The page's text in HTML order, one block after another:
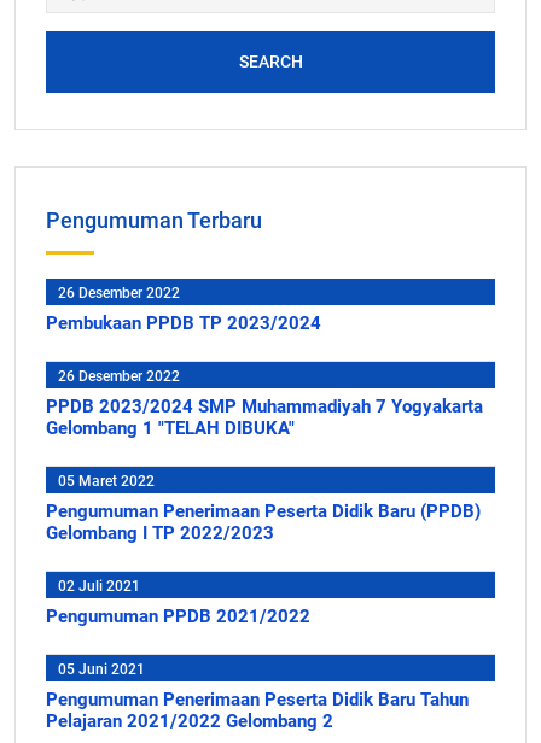
SEARCH
Pengumuman Terbaru
26 Desember 2022
Pembukaan PPDB TP 2023/2024
26 Desember 2022
PPDB 2023/2024 SMP Muhammadiyah 7 Yogyakarta
Gelombang 1 "TELAH DIBUKA"
05 Maret 2022
Pengumuman Penerimaan Peserta Didik Baru (PPDB)
Gelombang I TP 2022/2023
02 Juli 2021
Pengumuman PPDB 2021/2022
05 Juni 2021
Pengumuman Penerimaan Peserta Didik Baru Tahun
Pelajaran 2021/2022 Gelombang 2